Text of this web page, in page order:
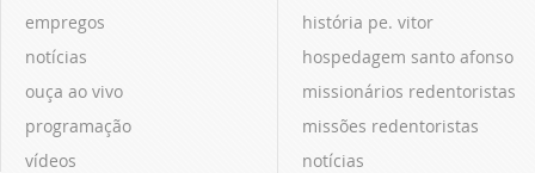
empregos
notícias
ouça ao vivo
programação
vídeos
história pe. vitor
hospedagem santo afonso
missionários redentoristas
missões redentoristas
notícias